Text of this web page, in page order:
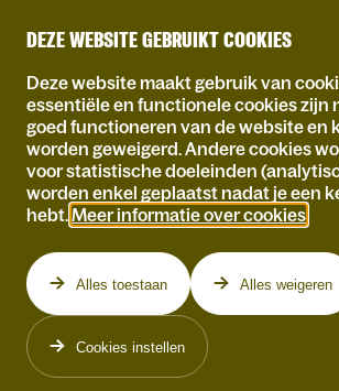
DEZE WEBSITE GEBRUIKT COOKIES
Deze website maakt gebruik van
essentiële en functionele cookies zijn
goed functioneren van de website en
worden geweigerd. Andere cookies
voor statistische doeleinden
worden enkel geplaatst nadat je een
hebt. Meer informatie over cookies
Alles toestaan Alles weigeren
Cookies instellen